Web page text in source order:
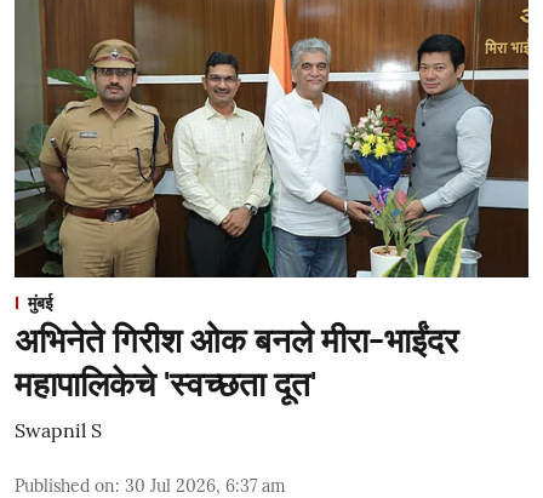
मुंबई
अभिनेते गिरीश ओक बनले मीरा-भाईंदर
महापालिकेचे 'स्वच्छता दूत'
Swapnil S
Published on: 30 Jul 2026, 6:37 am